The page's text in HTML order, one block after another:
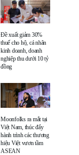
Đề xuất giảm 30%
thuế cho hộ, cá nhân
kinh doanh, doanh
nghiệp thu dưới 10 tỷ
đồng
Moonfolks ra mắt tại
Việt Nam, thúc đẩy
hành trình các thương
hiệu Việt vươn tầm
ASEAN